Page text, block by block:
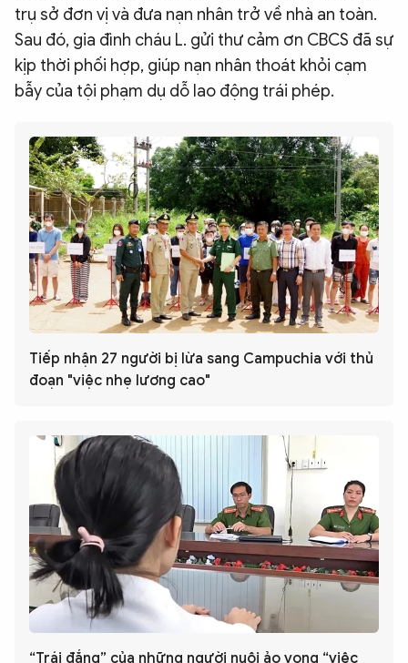
trụ sở đơn vị và đưa nạn nhân trở về nhà an toàn.
Sau đó, gia đình cháu L. gửi thư cảm ơn CBCS đã sự
kịp thời phối hợp, giúp nạn nhân thoát khỏi cạm
bẫy của tội phạm dụ dỗ lao động trái phép.
Tiếp nhận 27 người bị lừa sang Campuchia với thủ
đoạn "việc nhẹ lương cao"
“Trái đắng” của những người nuôi ảo vọng “việc